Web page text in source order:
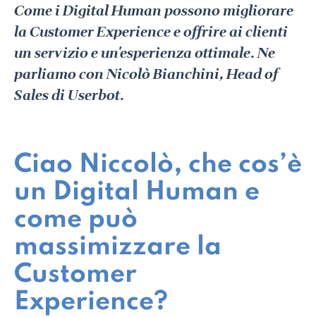
Come i Digital Human possono migliorare
la Customer Experience e offrire ai clienti
un servizio e un'esperienza ottimale. Ne
parliamo con Nicolò Bianchini, Head of
Sales di Userbot.
Ciao Niccolò, che cos’è
un Digital Human e
come può
massimizzare la
Customer
Experience?